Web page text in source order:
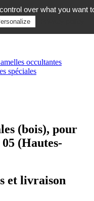
occultantes
spéciales
(bois), pour
(Hautes-
et livraison
over what you want